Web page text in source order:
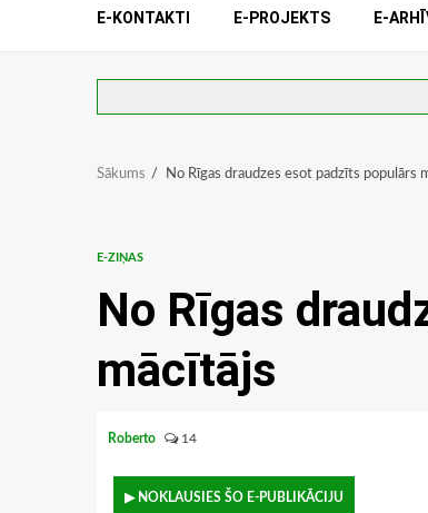
E-KONTAKTI E-PROJEKTS E-
Sākums No Rīgas draudzes esot padzīts populārs
E-ZIŅAS
No Rīgas
mācītājs
Roberto 14
▶ NOKLAUSIES ŠO E-PUBLIKĀCIJU